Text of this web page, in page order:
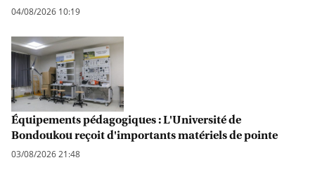
04/08/2026 10:19
Équipements pédagogiques : L'Université de
Bondoukou reçoit d'importants matériels de pointe
03/08/2026 21:48